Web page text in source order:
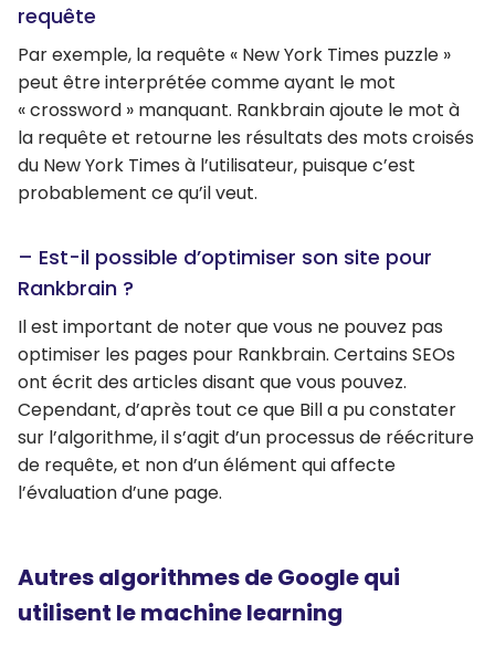
requête
Par exemple, la requête « New York Times puzzle »
peut être interprétée comme ayant le mot
« crossword » manquant. Rankbrain ajoute le mot à
la requête et retourne les résultats des mots croisés
du New York Times à l’utilisateur, puisque c’est
probablement ce qu’il veut.
– Est-il possible d’optimiser son site pour
Rankbrain ?
Il est important de noter que vous ne pouvez pas
optimiser les pages pour Rankbrain. Certains SEOs
ont écrit des articles disant que vous pouvez.
Cependant, d’après tout ce que Bill a pu constater
sur l’algorithme, il s’agit d’un processus de réécriture
de requête, et non d’un élément qui affecte
l’évaluation d’une page.
Autres algorithmes de Google qui
utilisent le machine learning